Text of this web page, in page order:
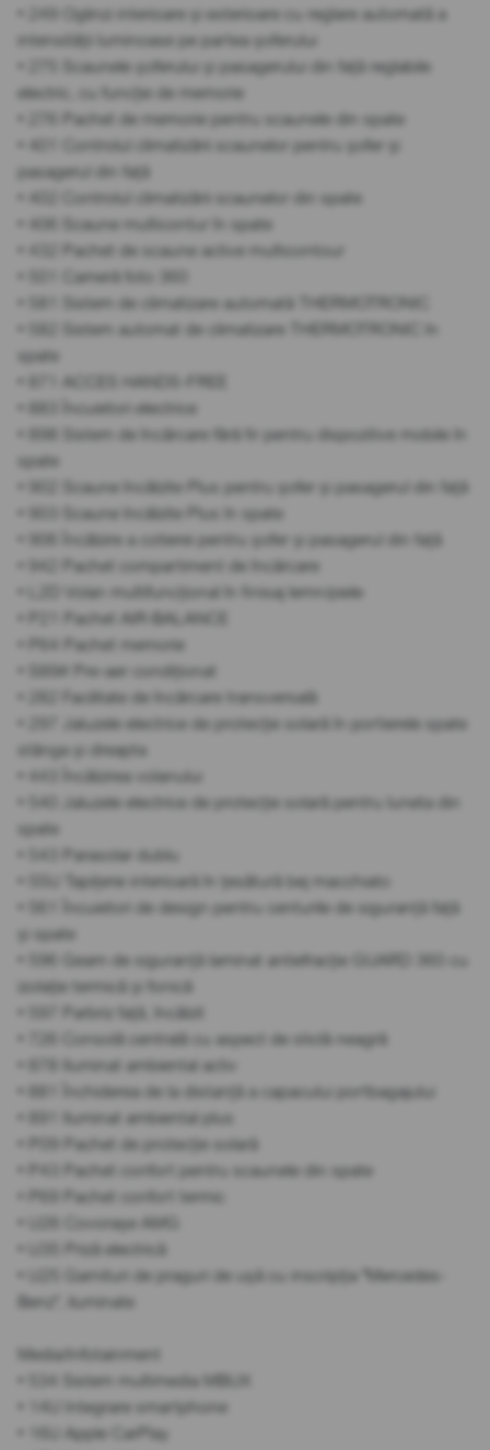
• 249 Oglinzi interioare și exterioare cu reglare automată a
intensității luminoase pe partea șoferului
• 275 Scaunele șoferului și pasagerului din față reglabile
electric, cu funcție de memorie
• 276 Pachet de memorie pentru scaunele din spate
• 401 Controlul climatizării scaunelor pentru șofer și
pasagerul din față
• 402 Controlul climatizării scaunelor din spate
• 406 Scaune multicontur în spate
• 432 Pachet de scaune active multicontour
• 501 Cameră foto 360
• 581 Sistem de climatizare automată THERMOTRONIC
• 582 Sistem automat de climatizare THERMOTRONIC în
spate
• 871 ACCES HANDS-FREE
• 883 Încuietori electrice
• 898 Sistem de încărcare fără fir pentru dispozitive mobile în
spate
• 902 Scaune încălzite Plus pentru șofer și pasagerul din față
• 903 Scaune încălzite Plus în spate
• 906 Încălzire a cotierei pentru șofer și pasagerul din față
• 942 Pachet compartiment de încărcare
• L2D Volan multifuncțional în finisaj lemn/piele
• P21 Pachet AIR-BALANCE
• P64 Pachet memorie
• S89# Pre-aer condiționat
• 282 Facilitate de încărcare transversală
• 297 Jaluzele electrice de protecție solară în portierele spate
stânga și dreapta
• 443 Încălzirea volanului
• 540 Jaluzele electrice de protecție solară pentru luneta din
spate
• 543 Parasolar dublu
• 55U Tapițerie interioară în țesătură bej macchiato
• 561 Încuietori de design pentru centurile de siguranță față
și spate
• 596 Geam de siguranță laminat antiefracție GUARD 360 cu
izolație termică și fonică
• 597 Parbriz față, încălzit
• 726 Consolă centrală cu aspect de sticlă neagră
• 878 Iluminat ambiental activ
• 881 Închiderea de la distanță a capacului portbagajului
• 891 Iluminat ambiental plus
• P09 Pachet de protecție solară
• P43 Pachet confort pentru scaunele din spate
• P69 Pachet confort termic
• U26 Covorașe AMG
• U35 Priză electrică
• U25 Garnituri de praguri de ușă cu inscripția "Mercedes-
Benz", iluminate
Media/Infotainment
• 534 Sistem multimedia MBUX
• 14U Integrare smartphone
• 16U Apple CarPlay